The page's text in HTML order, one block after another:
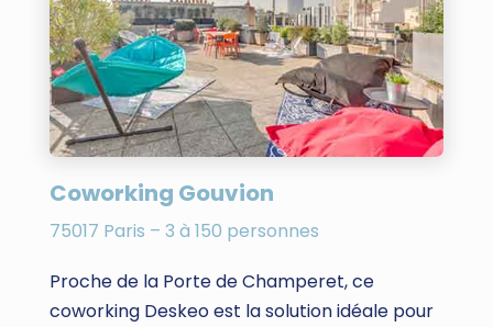
Coworking Gouvion
75017 Paris – 3 à 150 personnes
Proche de la Porte de Champeret, ce
coworking Deskeo est la solution idéale pour